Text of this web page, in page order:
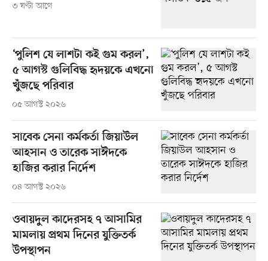
৩ ঘণ্টা আগে
‘পুলিশ যে লাশটা কই গুম করল’,
৫ আগস্ট গুলিবিদ্ধ হৃদয়কে এখনো
খুঁজছে পরিবার
০৫ আগস্ট ২০২৬
সাবেক সেনা কর্মকর্তা জিয়াউল
আহসান ও তারেক সাঈদকে
হাজির করার নির্দেশ
০৪ আগস্ট ২০২৬
ওবায়দুল কাদেরসহ ৭ আসামির
মামলায় প্রথম দিনের যুক্তিতর্ক
উপস্থাপন